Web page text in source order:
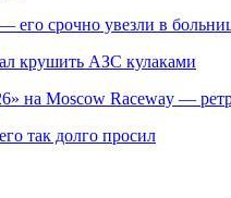
его срочно увезли в
крушить АЗС кулаками
Moscow Raceway —
так долго просил